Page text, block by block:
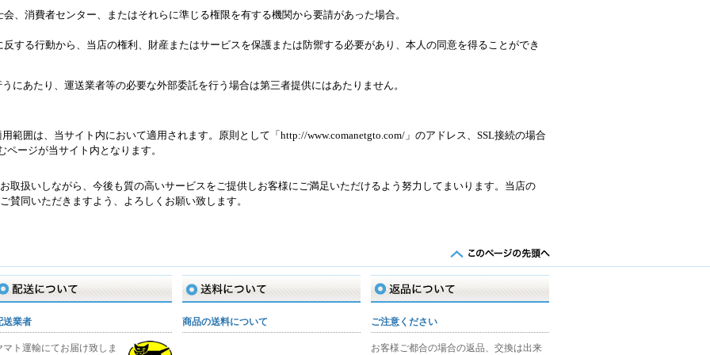
、消費者センター、またはそれらに準じる権限を有する機関から要請があった場合。
する行動から、当店の権利、財産またはサービスを保護または防禦する必要があり、本人の同意を得ることができ
にあたり、運送業者等の必要な外部委託を行う場合は第三者提供にはあたりません。
範囲は、当サイト内において適用されます。原則として「http://www.comanetgto.com/」のアドレス、SSL接続の場合
ページが当サイト内となります。
取扱いしながら、今後も質の高いサービスをご提供しお客様にご満足いただけるよう努力してまいります。当店の
賛同いただきますよう、よろしくお願い致します。
送業者
マト運輸にてお届け致しま
商品の送料について
ご注意ください
お客様ご都合の場合の返品、交換は出来